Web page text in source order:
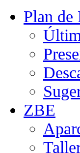
Plan de
ZBE